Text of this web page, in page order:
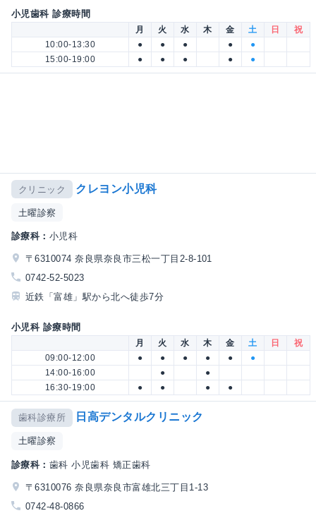
小児歯科 診療時間
月 火 水 木 金 土 日
祝
10:00-13:30
● ● ● ●
●
15:00-19:00
● ● ● ● ●
クリニック クレヨン小児科
土曜診察
診療科： 小児科
〒6310074 奈良県奈良市三松一丁目2-8-101
0742-52-5023
近鉄「富雄」駅から北へ徒歩7分
小児科 診療時間
月 火 水 木 金 土 日
祝
09:00-12:00
● ● ● ● ●
●
14:00-16:00
●
●
16:30-19:00
● ● ● ●
歯科診療所 日高デンタルクリニック
土曜診察
診療科： 歯科 小児歯科 矯正歯科
〒6310076 奈良県奈良市富雄北三丁目1-13
0742-48-0866